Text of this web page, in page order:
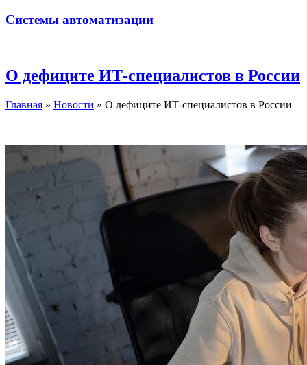
Системы автоматизации
О дефиците ИТ-специалистов в России
Главная » Новости » О дефиците ИТ-специалистов в России